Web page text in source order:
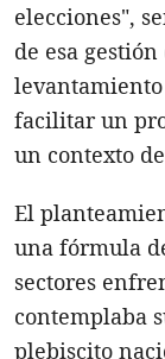
elecciones",
de esa
facilitar un
un contexto
El
una fórmula
sectores
contemplaba
plebiscito